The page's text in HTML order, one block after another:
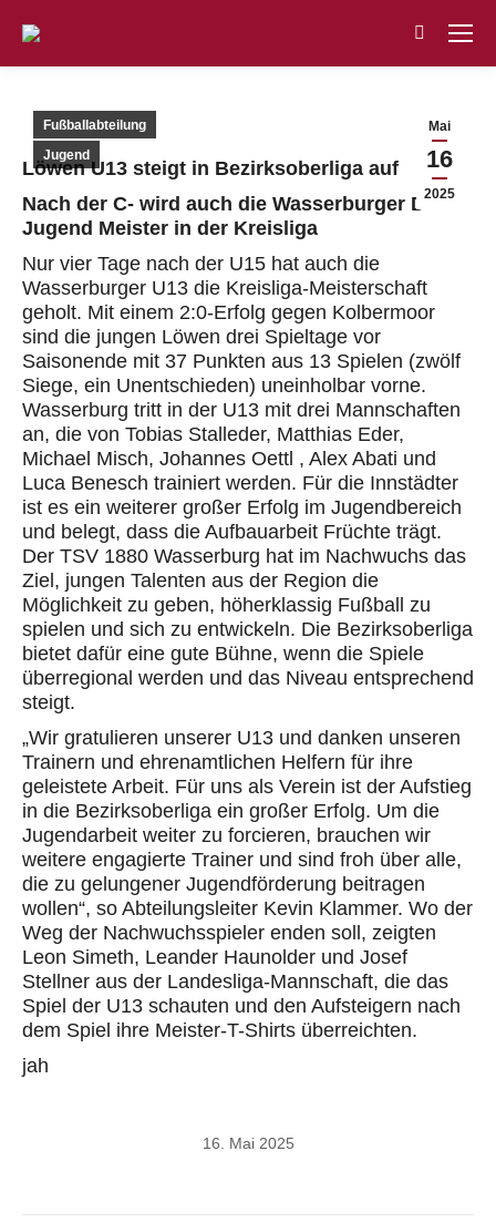
Search:
Mai
16
2025
Fußballabteilung
Jugend
Löwen U13 steigt in Bezirksoberliga auf
Nach der C- wird auch die Wasserburger D-
Jugend Meister in der Kreisliga
Nur vier Tage nach der U15 hat auch die
Wasserburger U13 die Kreisliga-Meisterschaft
geholt. Mit einem 2:0-Erfolg gegen Kolbermoor
sind die jungen Löwen drei Spieltage vor
Saisonende mit 37 Punkten aus 13 Spielen (zwölf
Siege, ein Unentschieden) uneinholbar vorne.
Wasserburg tritt in der U13 mit drei Mannschaften
an, die von Tobias Stalleder, Matthias Eder,
Michael Misch, Johannes Oettl , Alex Abati und
Luca Benesch trainiert werden. Für die Innstädter
ist es ein weiterer großer Erfolg im Jugendbereich
und belegt, dass die Aufbauarbeit Früchte trägt.
Der TSV 1880 Wasserburg hat im Nachwuchs das
Ziel, jungen Talenten aus der Region die
Möglichkeit zu geben, höherklassig Fußball zu
spielen und sich zu entwickeln. Die Bezirksoberliga
bietet dafür eine gute Bühne, wenn die Spiele
überregional werden und das Niveau entsprechend
steigt.
„Wir gratulieren unserer U13 und danken unseren
Trainern und ehrenamtlichen Helfern für ihre
geleistete Arbeit. Für uns als Verein ist der Aufstieg
in die Bezirksoberliga ein großer Erfolg. Um die
Jugendarbeit weiter zu forcieren, brauchen wir
weitere engagierte Trainer und sind froh über alle,
die zu gelungener Jugendförderung beitragen
wollen“, so Abteilungsleiter Kevin Klammer. Wo der
Weg der Nachwuchsspieler enden soll, zeigten
Leon Simeth, Leander Haunolder und Josef
Stellner aus der Landesliga-Mannschaft, die das
Spiel der U13 schauten und den Aufsteigern nach
dem Spiel ihre Meister-T-Shirts überreichten.
jah
16. Mai 2025